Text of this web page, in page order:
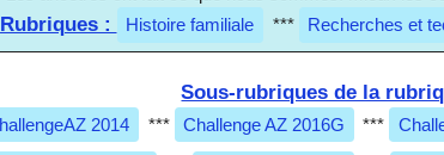
Rubriques : Histoire familiale *** Recherches et
Sous-rubriques de la
2014 *** Challenge AZ 2016G ***